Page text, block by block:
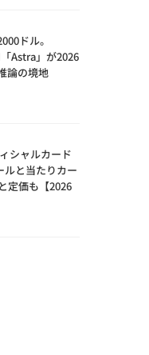
ドル。
Astra」が2026
論の境地
シャルカード
ルと当たりカー
定価も【2026